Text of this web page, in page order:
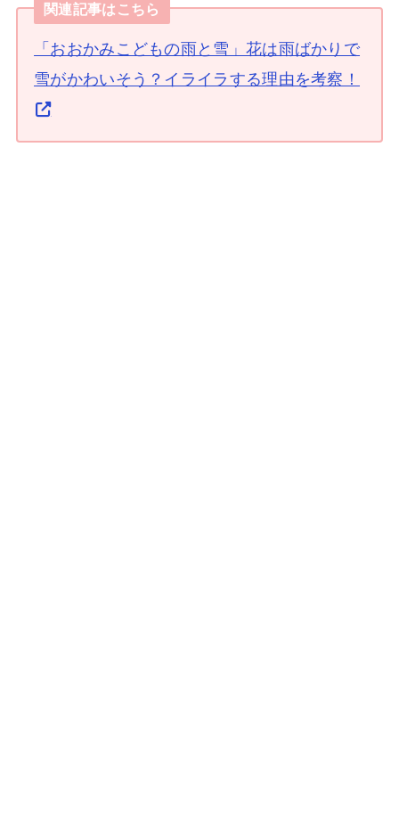
関連記事はこちら
「おおかみこどもの雨と雪」花は雨ばかりで
雪がかわいそう？イライラする理由を考察！